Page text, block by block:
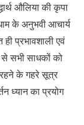
औलिया की कृपा
के अनुभवी आचार्य
ही प्रभावशाली एवं
सभी साधकों को
के गहरे सूत्र
ध्यान का प्रयोग